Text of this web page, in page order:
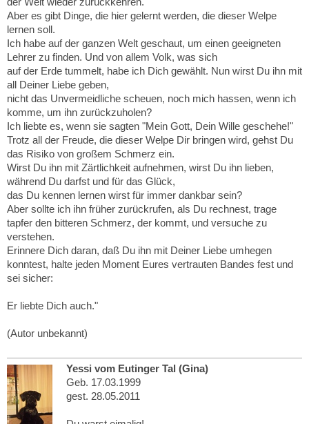
Aber es gibt Dinge, die hier gelernt werden, die dieser Welpe
lernen soll.
Ich habe auf der ganzen Welt geschaut, um einen geeigneten
Lehrer zu finden. Und von allem Volk, was sich
auf der Erde tummelt, habe ich Dich gewählt. Nun wirst Du ihn mit
all Deiner Liebe geben,
nicht das Unvermeidliche scheuen, noch mich hassen, wenn ich
komme, um ihn zurückzuholen?
Ich liebte es, wenn sie sagten "Mein Gott, Dein Wille geschehe!"
Trotz all der Freude, die dieser Welpe Dir bringen wird, gehst Du
das Risiko von großem Schmerz ein.
Wirst Du ihn mit Zärtlichkeit aufnehmen, wirst Du ihn lieben,
während Du darfst und für das Glück,
das Du kennen lernen wirst für immer dankbar sein?
Aber sollte ich ihn früher zurückrufen, als Du rechnest, trage
tapfer den bitteren Schmerz, der kommt, und versuche zu
verstehen.
Erinnere Dich daran, daß Du ihn mit Deiner Liebe umhegen
konntest, halte jeden Moment Eures vertrauten Bandes fest und
sei sicher:
Er liebte Dich auch."
(Autor unbekannt)
Yessi vom Eutinger Tal (Gina)
Geb. 17.03.1999
gest. 28.05.2011